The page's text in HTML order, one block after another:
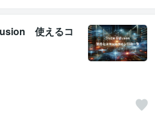
使えるコ